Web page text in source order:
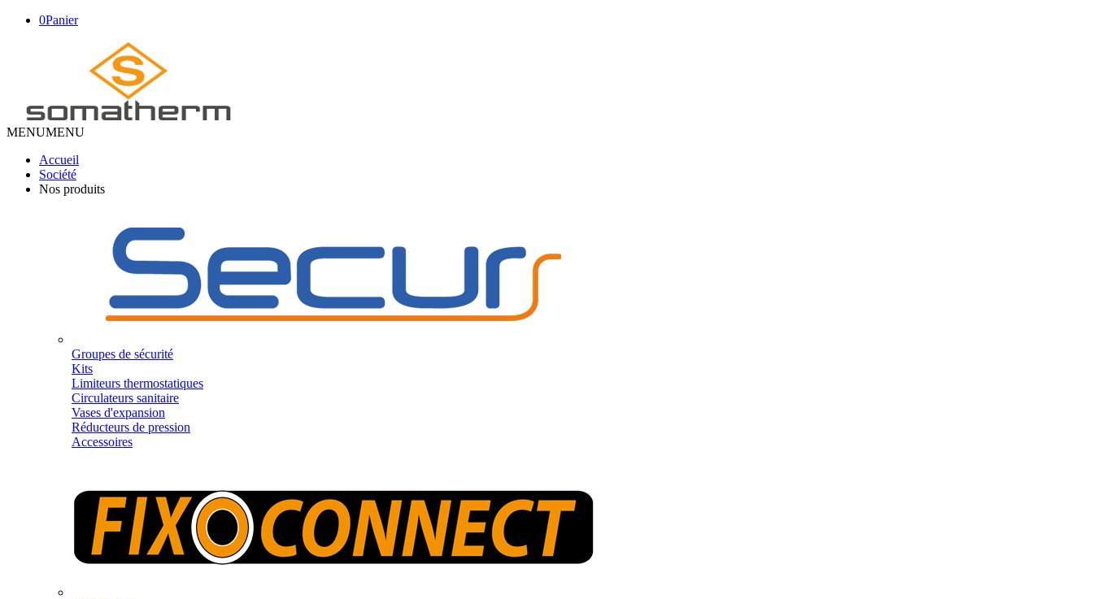
0Panier
MENUMENU
Accueil
Société
Nos produits
Groupes de sécurité
Kits
Limiteurs thermostatiques
Circulateurs sanitaire
Vases d'expansion
Réducteurs de pression
Accessoires